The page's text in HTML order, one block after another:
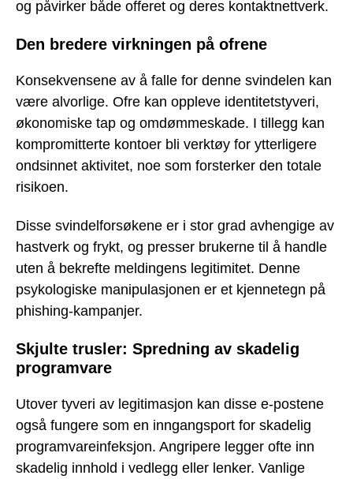
og påvirker både offeret og deres kontaktnettverk.
Den bredere virkningen på ofrene
Konsekvensene av å falle for denne svindelen kan
være alvorlige. Ofre kan oppleve identitetstyveri,
økonomiske tap og omdømmeskade. I tillegg kan
kompromitterte kontoer bli verktøy for ytterligere
ondsinnet aktivitet, noe som forsterker den totale
risikoen.
Disse svindelforsøkene er i stor grad avhengige av
hastverk og frykt, og presser brukerne til å handle
uten å bekrefte meldingens legitimitet. Denne
psykologiske manipulasjonen er et kjennetegn på
phishing-kampanjer.
Skjulte trusler: Spredning av skadelig
programvare
Utover tyveri av legitimasjon kan disse e-postene
også fungere som en inngangsport for skadelig
programvareinfeksjon. Angripere legger ofte inn
skadelig innhold i vedlegg eller lenker. Vanlige